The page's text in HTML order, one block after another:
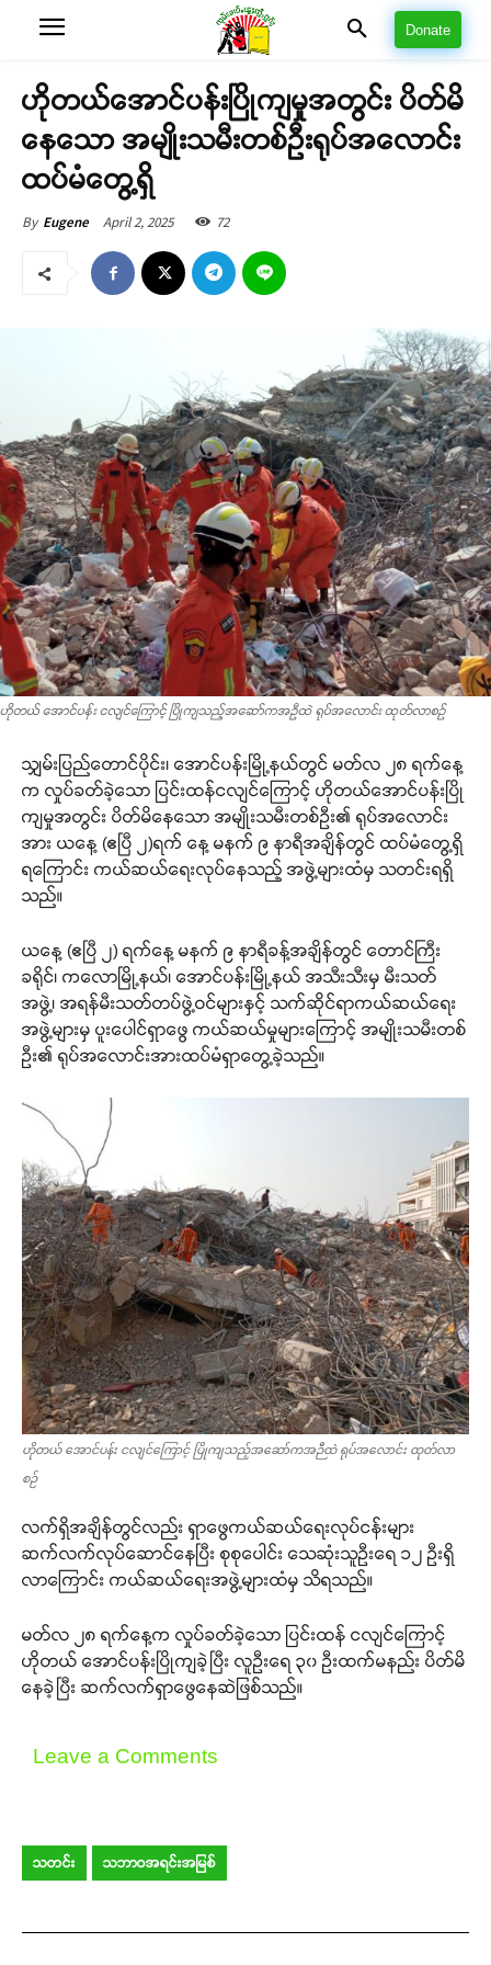
Donate
ဟိုတယ်အောင်ပန်းပြိုကျမှုအတွင်း ပိတ်မိ
နေသော အမျိုးသမီးတစ်ဦးရုပ်အလောင်း
ထပ်မံတွေ့ရှိ
By Eugene April 2, 2025 72
ဟိုတယ် အောင်ပန်း ငလျင်ကြောင့် ပြိုကျသည့်အဆော်ကအဉီထဲ ရုပ်အလောင်း ထုတ်လာစဉ်
သျှမ်းပြည်တောင်ပိုင်း၊ အောင်ပန်းမြို့နယ်တွင် မတ်လ ၂၈ ရက်နေ့
က လှုပ်ခတ်ခဲ့သော ပြင်းထန်ငလျင်ကြောင့် ဟိုတယ်အောင်ပန်းပြို
ကျမှုအတွင်း ပိတ်မိနေသော အမျိုးသမီးတစ်ဦး၏ ရုပ်အလောင်း
အား ယနေ့ (ဧပြီ ၂)ရက် နေ့ မနက် ၉ နာရီအချိန်တွင် ထပ်မံတွေ့ရှိ
ရကြောင်း ကယ်ဆယ်ရေးလုပ်နေသည့် အဖွဲ့များထံမှ သတင်းရရှိ
သည်။
ယနေ့ (ဧပြီ ၂) ရက်နေ့ မနက် ၉ နာရီခန့်အချိန်တွင် တောင်ကြီး
ခရိုင်၊ ကလောမြို့နယ်၊ အောင်ပန်းမြို့နယ် အသီးသီးမှ မီးသတ်
အဖွဲ့၊ အရန်မီးသတ်တပ်ဖွဲ့ဝင်များနှင့် သက်ဆိုင်ရာကယ်ဆယ်ရေး
အဖွဲ့များမှ ပူးပေါင်ရှာဖွေ ကယ်ဆယ်မှုများကြောင့် အမျိုးသမီးတစ်
ဦး၏ ရုပ်အလောင်းအားထပ်မံရှာတွေ့ခဲ့သည်။
ဟိုတယ် အောင်ပန်း ငလျင်ကြောင့် ပြိုကျသည့်အဆော်ကအဉီထဲ ရုပ်အလောင်း ထုတ်လာ
စဉ်
လက်ရှိအချိန်တွင်လည်း ရှာဖွေကယ်ဆယ်ရေးလုပ်ငန်းများ
ဆက်လက်လုပ်ဆောင်နေပြီး စုစုပေါင်း သေဆုံးသူဦးရေ ၁၂ ဦးရှိ
လာကြောင်း ကယ်ဆယ်ရေးအဖွဲ့များထံမှ သိရသည်။
မတ်လ ၂၈ ရက်နေ့က လှုပ်ခတ်ခဲ့သော ပြင်းထန် ငလျင်ကြောင့်
ဟိုတယ် အောင်ပန်းပြိုကျခဲ့ပြီး လူဦးရေ ၃၀ ဦးထက်မနည်း ပိတ်မိ
နေခဲ့ပြီး ဆက်လက်ရှာဖွေနေဆဲဖြစ်သည်။
Leave a Comments
သတင်း သဘာဝအရင်းအမြစ်